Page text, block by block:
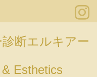
断エルキアー
Esthetics